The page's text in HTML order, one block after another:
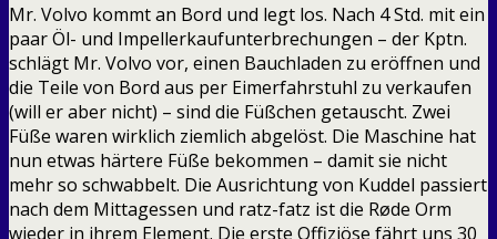
Mr. Volvo kommt an Bord und legt los. Nach 4 Std. mit ein
paar Öl- und Impellerkaufunterbrechungen – der Kptn.
schlägt Mr. Volvo vor, einen Bauchladen zu eröffnen und
die Teile von Bord aus per Eimerfahrstuhl zu verkaufen
(will er aber nicht) – sind die Füßchen getauscht. Zwei
Füße waren wirklich ziemlich abgelöst. Die Maschine hat
nun etwas härtere Füße bekommen – damit sie nicht
mehr so schwabbelt. Die Ausrichtung von Kuddel passiert
nach dem Mittagessen und ratz-fatz ist die Røde Orm
wieder in ihrem Element. Die erste Offiziöse fährt uns 30